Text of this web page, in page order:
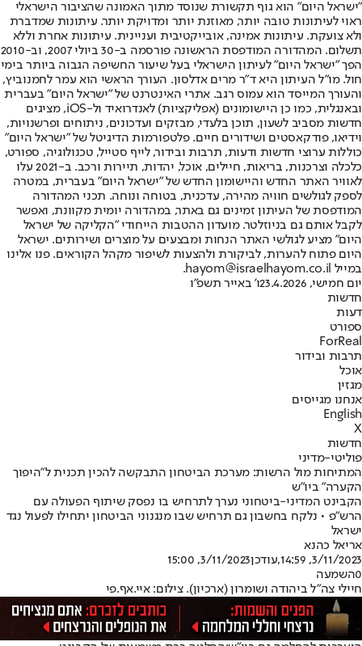
"ישראל היום" הוא גוף תקשורת שנוסד מתוך האמונה שהציבור הישראלי
ראוי לעיתונות טובה יותר, מאוזנת יותר ומדויקת יותר. עיתונות שמדברת
ולא צועקת. עיתונות אמינה, אובייקטיבית ועניינית. עיתונות אחרת וללא
תשלום. המהדורה המודפסת הראשונה פורסמה ב-30 ביולי 2007, וב-2010
הפך "ישראל היום" לעיתון הישראלי בעל שיעור החשיפה הגבוה ביותר בימי
חול. מו"ל העיתון היא ד"ר מרים אדלסון. העורך הראשי הוא עמר לחמנוביץ,
והעורך המייסד הוא עמוס רגב. אתרי האינטרנט של "ישראל היום" בעברית
ובאנגלית, כמו כן היישומונים (אפליקציות) לאנדרואיד ול-iOS, מציגים
חדשות מסביב לשעון, תוכן בלעדי, מבזקים ועדכונים, ניתוחים ופרשנויות,
וידיאו, פודקאסטים ושידורים חיים. פלטפורמות הדיגיטל של "ישראל היום"
כוללות ערוצי חדשות ודעות, תרבות ובידור, לייף סטייל, טכנולוגיה, ספורט,
כלכלה וצרכנות, בריאות, חיילים, אוכל, יהדות, תיירות ורכב. ב-2021 עלו
לאוויר האתר החדש והיישומון החדש של "ישראל היום" בעברית, במטרה
לספק לגולשים חוויה מהירה, עדכנית, בטוחה ונוחה. תכני המהדורה
המודפסת של העיתון זמינים גם באתר, במהדורה יומית מקוונת, ואפשר
לקבל אותם גם בניוזלטר. מועדון ההטבות הייחודי "הקליקה של ישראל
היום" מציע לגולשי האתר הנחות ומבצעים על מוצרים ושירותים. ישראל
היום פתוח להערות, לביקורת ולהצעות לשיפור מקהל הקוראים. פנו אלינו
במייל hayom@israelhayom.co.il.
יום חמישי, 23.4.2026
ו' באייר תשפ"ו
חדשות
דעות
ספורט
ForReal
תרבות ובידור
אוכל
מגזין
אנחנו מגייסים
English
X
חדשות
פוליטי-מדיני
המתיחות מול הרשות: מערכת הביטחון התבקשה להכין תכנית ל"היפוך
הקערה" ביו"ש
הקבינט המדיני-ביטחוני נערך לתרחיש בו נפסק שיתוף הפעולה עם
הרש"פ • נלקח בחשבון גם תרחיש שבו מנגנוני הביטחון יתחילו לפעול נגד
ישראל
אריאל כהנא
3/11/2023, 14:59
,עודכן3/11/2023, 15:00
0השמעה
חיילי צה"ל ביהודה ושומרון (ארכיון). צילום: איי.אף.פי